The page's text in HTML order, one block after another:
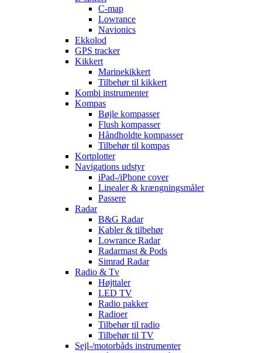
C-map
Lowrance
Navionics
Ekkolod
GPS tracker
Kikkert
Marinekikkert
Tilbehør til kikkert
Kombi instrumenter
Kompas
Bøjle kompasser
Flush kompasser
Håndholdte kompasser
Tilbehør til kompas
Kortplotter
Navigations udstyr
iPad-/iPhone cover
Linealer & krængningsmåler
Passere
Radar
B&G Radar
Kabler & tilbehør
Lowrance Radar
Radarmast & Pods
Simrad Radar
Radio & Tv
Højttaler
LED TV
Radio pakker
Radioer
Tilbehør til radio
Tilbehør til TV
Sejl-/motorbåds instrumenter